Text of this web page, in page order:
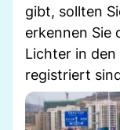
gibt, sollten
erkennen Sie
Lichter in
registriert